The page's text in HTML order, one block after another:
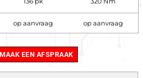
op aanvraag op aanvraag
MAAK EEN AFSPRAAK